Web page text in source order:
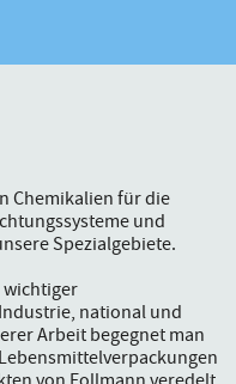
Chemikalien für die
und
Spezialgebiete.
wichtiger
national und
Arbeit begegnet man